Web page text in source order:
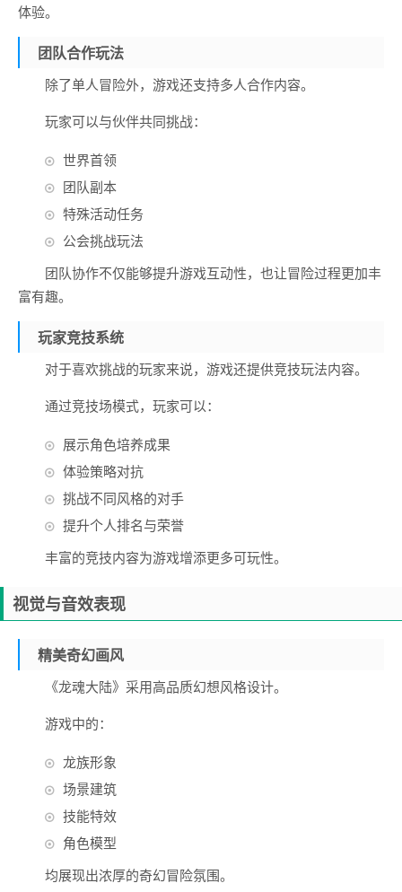
体验。
团队合作玩法
除了单人冒险外，游戏还支持多人合作内容。
玩家可以与伙伴共同挑战：
世界首领
团队副本
特殊活动任务
公会挑战玩法
团队协作不仅能够提升游戏互动性，也让冒险过程更加丰
富有趣。
玩家竞技系统
对于喜欢挑战的玩家来说，游戏还提供竞技玩法内容。
通过竞技场模式，玩家可以：
展示角色培养成果
体验策略对抗
挑战不同风格的对手
提升个人排名与荣誉
丰富的竞技内容为游戏增添更多可玩性。
视觉与音效表现
精美奇幻画风
《龙魂大陆》采用高品质幻想风格设计。
游戏中的：
龙族形象
场景建筑
技能特效
角色模型
均展现出浓厚的奇幻冒险氛围。